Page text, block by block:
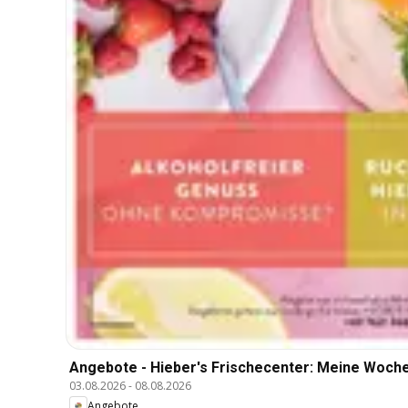
Angebote - Hieber's Frischecenter: Meine
03.08.2026- 08.08.2026